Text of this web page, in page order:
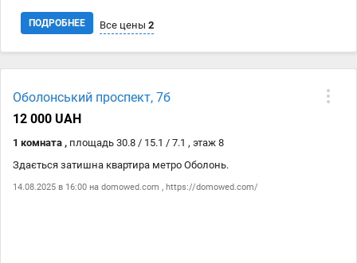
ПОДРОБНЕЕ Все цены 2
16.09 domowed.com
Оболонський проспект, 7б
12 000 UAH
1 комната , площадь 30.8 / 15.1 / 7.1 , этаж 8
Здається затишна квартира метро Оболонь.
14.08.2025 в 16:00 на domowed.com , https://domowed.com/